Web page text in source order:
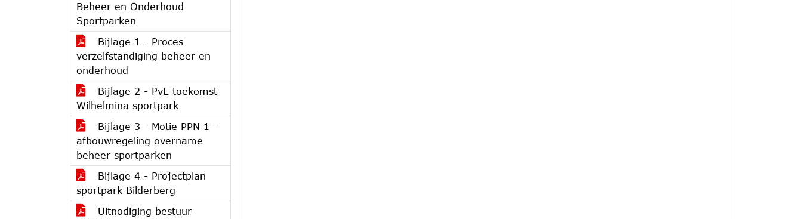
Beheer en Onderhoud
Sportparken
Bijlage 1 - Proces
verzelfstandiging beheer en
onderhoud
Bijlage 2 - PvE toekomst
Wilhelmina sportpark
Bijlage 3 - Motie PPN 1 -
afbouwregeling overname
beheer sportparken
Bijlage 4 - Projectplan
sportpark Bilderberg
Uitnodiging bestuur